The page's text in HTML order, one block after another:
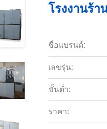
โรงงานร้า
ชื่อแบรนด์:
เลขรุ่น:
ขั้นต่ำ:
ราคา: